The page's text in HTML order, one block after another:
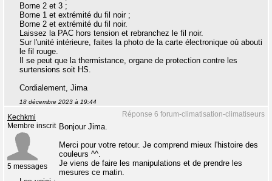
Borne 2 et 3 ;
Borne 1 et extrémité du fil noir ;
Borne 2 et extrémité du fil noir.
Laissez la PAC hors tension et rebranchez le fil noir.
Sur l'unité intérieure, faites la photo de la carte électronique où abouti
le fil rouge.
Il se peut que la thermistance, organe de protection contre les
surtensions soit HS.
Cordialement, Jima
18 décembre 2023 à 19:44
Réponse 6 forum-climatisation-climatiseurs
Kechkmi
Membre inscrit
5 messages
Bonjour Jima.
Merci pour votre retour. Je comprend mieux l'histoire des
couleurs ^^.
Je viens de faire les manipulations et de prendre les
mesures ce matin.